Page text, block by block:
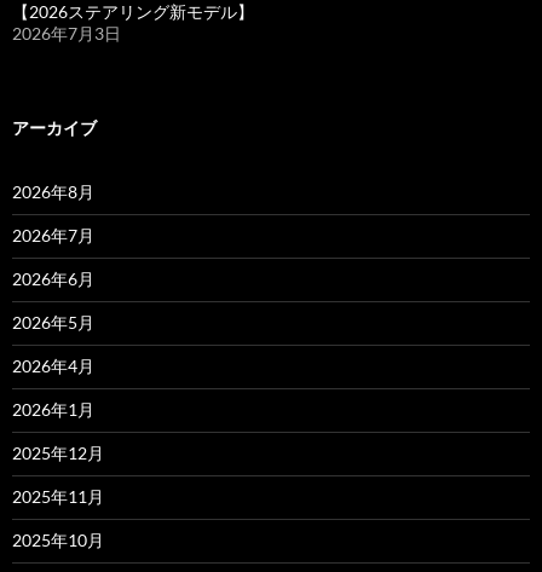
【2026ステアリング新モデル】
2026年7月3日
アーカイブ
2026年8月
2026年7月
2026年6月
2026年5月
2026年4月
2026年1月
2025年12月
2025年11月
2025年10月